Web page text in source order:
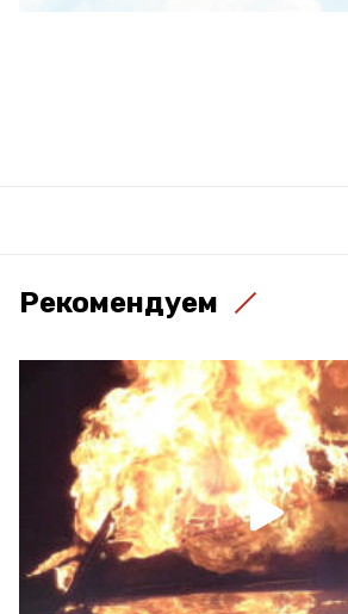
Рекомендуем